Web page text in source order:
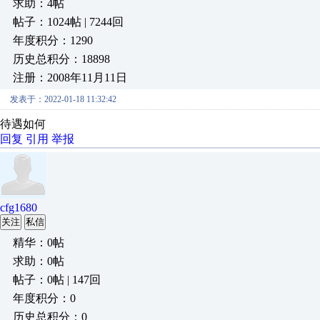
求助：4帖
帖子：1024帖 | 7244回
年度积分：1290
历史总积分：18898
注册：2008年11月11日
发表于：2022-01-18 11:32:42
待遇如何
回复 引用 举报
cfg1680
关注 私信
精华：0帖
求助：0帖
帖子：0帖 | 147回
年度积分：0
历史总积分：0